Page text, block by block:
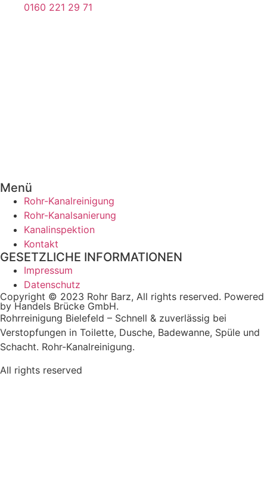
0160 221 29 71
Menü
Rohr-Kanalreinigung
Rohr-Kanalsanierung
Kanalinspektion
Kontakt
GESETZLICHE INFORMATIONEN
Impressum
Datenschutz
Copyright © 2023 Rohr Barz, All rights reserved. Powered
by Handels Brücke GmbH.
Rohrreinigung Bielefeld – Schnell & zuverlässig bei
Verstopfungen in Toilette, Dusche, Badewanne, Spüle und
Schacht. Rohr-Kanalreinigung.
All rights reserved